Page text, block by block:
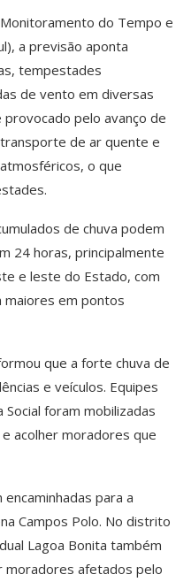
do Tempo e
a previsão aponta
tempestades
de vento em diversas
pelo avanço de
de ar quente e
o que
de chuva podem
24 horas, principalmente
e leste do Estado, com
maiores em pontos
que a forte chuva de
e veículos. Equipes
Social foram mobilizadas
acolher moradores que
para a
Campos Polo. No distrito
Lagoa Bonita também
moradores afetados pelo